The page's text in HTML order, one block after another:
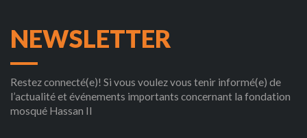
NEWSLETTER
Restez connecté(e)! Si vous voulez vous tenir informé(e) de
l’actualité et événements importants concernant la fondation
mosqué Hassan II